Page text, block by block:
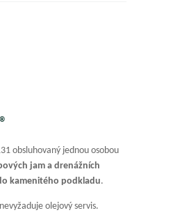
obsluhovaný jednou osobou
jam a drenážních
kamenitého podkladu.
olejový servis.